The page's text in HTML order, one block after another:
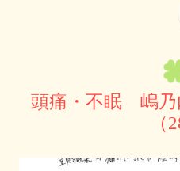
頭痛・不眠 嶋
（